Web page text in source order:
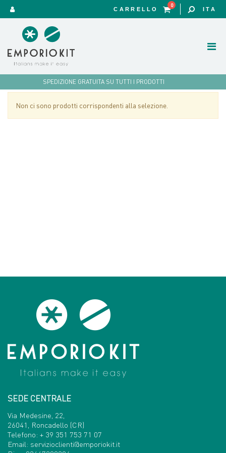
SPEDIZIONE GRATUITA SU TUTTI I PRODOTTI
CARRELLO
0
ITA
Non ci sono prodotti corrispondenti alla selezione.
SEDE CENTRALE
Via Medesine, 22,
26041, Roncadello (CR)
Telefono: + 39 351 753 71 07
Email: servizioclienti@emporiokit.it